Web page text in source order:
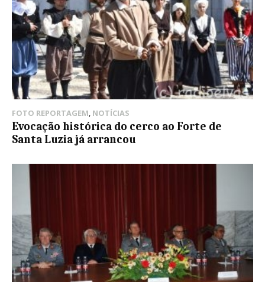
FOTO REPORTAGEM, NOTÍCIAS
Evocação histórica do cerco ao Forte de
Santa Luzia já arrancou